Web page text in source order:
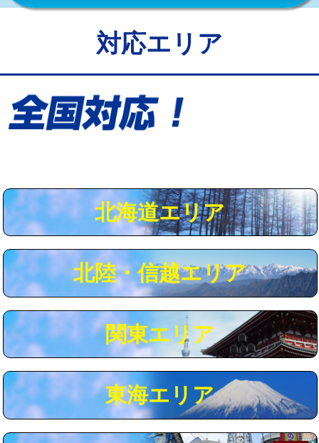
給水管工事※（保温材使用（バンド止
5,500円
給水管工事※（土の掘削・埋め戻し作
業)
用（追加）/3ｍ超え)
給水管工事※（ライニング鋼管・銅
44,000円
給水管工事※（ライニング鋼管・銅
管・ポリ管・HT管使用/3ｍ超え)
+8,800円
マス交換（土の掘削・埋め戻し作業） 11,000円~
マス交換（深さ50㎝未満） 55,000円
マス交換（深さ50㎝以上） 66,000円
コンクリート斫り（厚さ10㎝まで） 27,500円
コンクリート斫り（厚さ10㎝超え） 38,500円
対応エリア
北海道エリア
北陸・信越エリア
関東エリア
東海エリア